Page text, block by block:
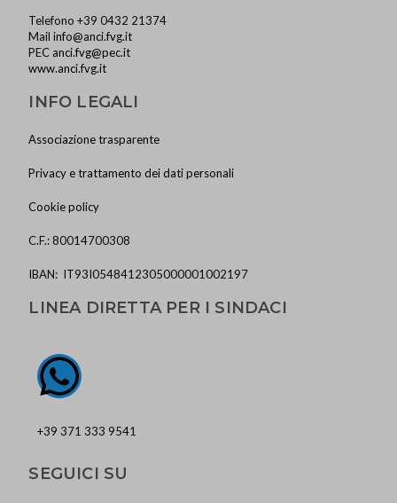
Telefono +39 0432 21374
Mailinfo@anci.fvg.it
PEC anci.fvg@pec.it
www.anci.fvg.it
INFO LEGALI
Associazione trasparente
Privacy e trattamento dei dati personali
Cookie policy
C.F.: 80014700308
IBAN: IT93I0548412305000001002197
LINEA DIRETTA PER I SINDACI
+39 371 333 9541
SEGUICI SU